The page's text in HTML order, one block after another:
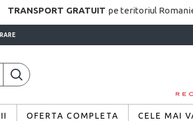
TRANSPORT GRATUIT pe teritoriul
OFERTA COMPLETA CELE MAI